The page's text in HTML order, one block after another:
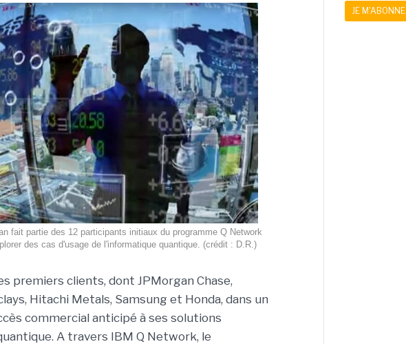
fait partie des 12 participants initiaux du programme Q Network
des cas d'usage de l'informatique quantique. (crédit : D.R.)
premiers clients, dont JPMorgan Chase,
Hitachi Metals, Samsung et Honda, dans un
commercial anticipé à ses solutions
A travers IBM Q Network, le
JE M'ABONNE